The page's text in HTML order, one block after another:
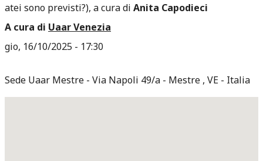
atei sono previsti?), a cura di Anita Capodieci
A cura di Uaar Venezia
gio, 16/10/2025 - 17:30
Sede Uaar Mestre Via Napoli 49/a Mestre , VE Italia